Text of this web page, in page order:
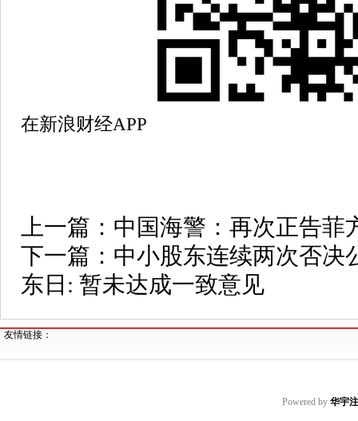
在新浪财经APP
上一篇： 中国海警：再次正告菲
下一篇： 中小股东连续两次否决
东日: 暂未达成一致意见
友情链接：
Powered by 华宇